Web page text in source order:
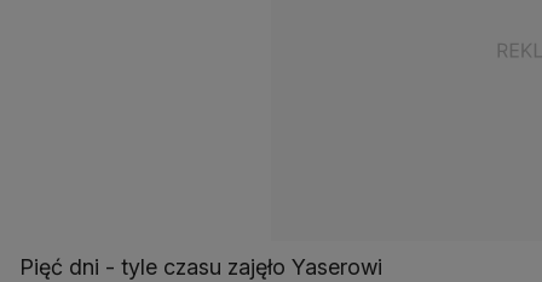
Pięć dni - tyle czasu zajęło Yaserowi